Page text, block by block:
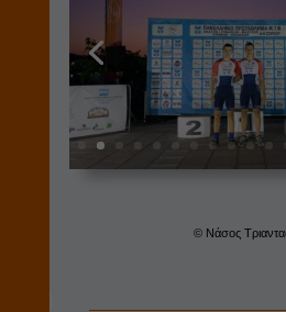
© Νάσος